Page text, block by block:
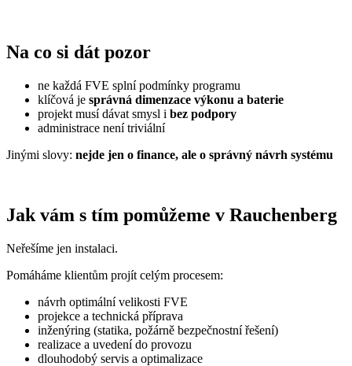
Na co si dát pozor
ne každá FVE splní podmínky programu
klíčová je správná dimenzace výkonu a baterie
projekt musí dávat smysl i bez podpory
administrace není triviální
Jinými slovy: nejde jen o finance, ale o správný návrh systému
Jak vám s tím pomůžeme v Rauchenberg
Neřešíme jen instalaci.
Pomáháme klientům projít celým procesem:
návrh optimální velikosti FVE
projekce a technická příprava
inženýring (statika, požárně bezpečnostní řešení)
realizace a uvedení do provozu
dlouhodobý servis a optimalizace